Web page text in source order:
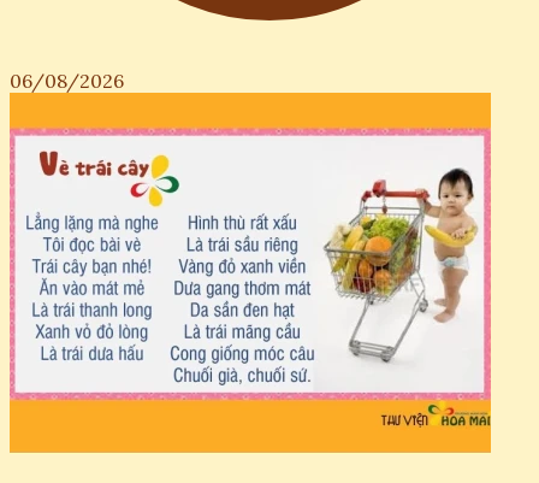
06/08/2026